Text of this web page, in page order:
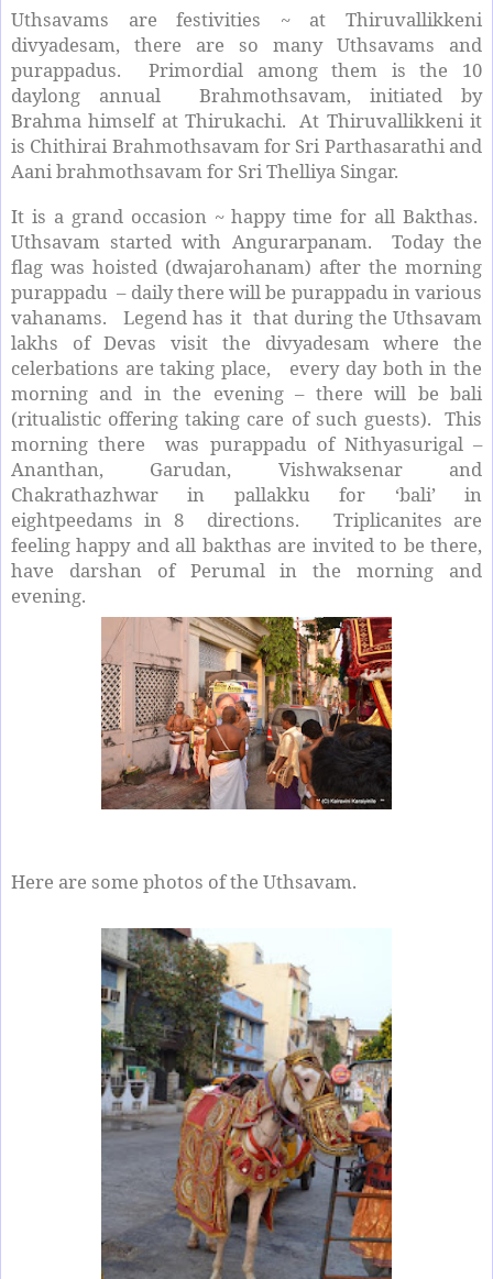
Uthsavams are festivities ~ at Thiruvallikkeni
divyadesam, there are so many Uthsavams and
purappadus. Primordial among them is the 10
daylong annual Brahmothsavam, initiated by
Brahma himself at Thirukachi. At Thiruvallikkeni it
is Chithirai Brahmothsavam for Sri Parthasarathi and
Aani brahmothsavam for Sri Thelliya Singar.
It is a grand occasion ~ happy time for all Bakthas.
Uthsavam started with Angurarpanam. Today the
flag was hoisted (dwajarohanam) after the morning
purappadu – daily there will be purappadu in various
vahanams. Legend has it that during the Uthsavam
lakhs of Devas visit the divyadesam where the
celerbations are taking place, every day both in the
morning and in the evening – there will be bali
(ritualistic offering taking care of such guests). This
morning there was purappadu of Nithyasurigal –
Ananthan, Garudan, Vishwaksenar and
Chakrathazhwar in pallakku for ‘bali’ in
eightpeedams in 8 directions. Triplicanites are
feeling happy and all bakthas are invited to be there,
have darshan of Perumal in the morning and
evening.
Here are some photos of the Uthsavam.